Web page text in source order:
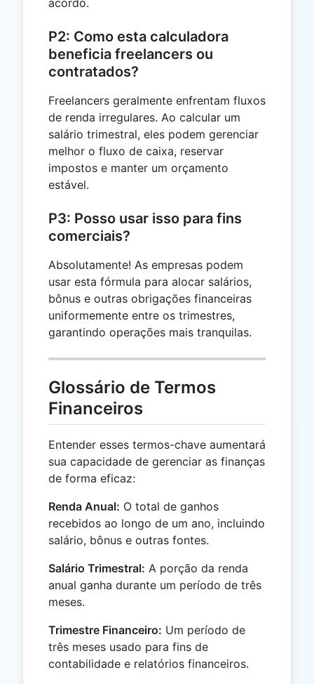
P2: Como esta calculadora
beneficia freelancers ou
contratados?
Freelancers geralmente enfrentam fluxos
de renda irregulares. Ao calcular um
salário trimestral, eles podem gerenciar
melhor o fluxo de caixa, reservar
impostos e manter um orçamento
estável.
P3: Posso usar isso para fins
comerciais?
Absolutamente! As empresas podem
usar esta fórmula para alocar salários,
bônus e outras obrigações financeiras
uniformemente entre os trimestres,
garantindo operações mais tranquilas.
Glossário de Termos
Financeiros
Entender esses termos-chave aumentará
sua capacidade de gerenciar as finanças
de forma eficaz:
Renda Anual: O total de ganhos
recebidos ao longo de um ano, incluindo
salário, bônus e outras fontes.
Salário Trimestral: A porção da renda
anual ganha durante um período de três
meses.
Trimestre Financeiro: Um período de
três meses usado para fins de
contabilidade e relatórios financeiros.